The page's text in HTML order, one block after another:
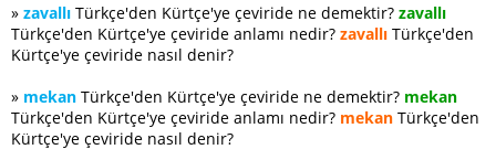
» zavallı Türkçe'den Kürtçe'ye çeviride ne demektir? zavallı
Türkçe'den Kürtçe'ye çeviride anlamı nedir? zavallı Türkçe'den
Kürtçe'ye çeviride nasıl denir?
» mekan Türkçe'den Kürtçe'ye çeviride ne demektir? mekan
Türkçe'den Kürtçe'ye çeviride anlamı nedir? mekan Türkçe'den
Kürtçe'ye çeviride nasıl denir?